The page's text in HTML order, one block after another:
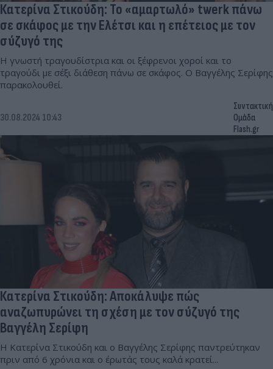
Κατερίνα Στικούδη: Το «αμαρτωλό» twerk πάνω
σε σκάφος με την Ελέτσι και η επέτειος με τον
σύζυγό της
Η γνωστή τραγουδίστρια και οι ξέφρενοι χοροί και το
τραγούδι με σέξι διάθεση πάνω σε σκάφος. Ο Βαγγέλης Σερίφης
παρακολουθεί.
30.08.2024 10:43
Συντακτική
Ομάδα
Flash.gr
Κατερίνα Στικούδη: Αποκάλυψε πώς
αναζωπυρώνει τη σχέση με τον σύζυγό της
Βαγγέλη Σερίφη
Η Κατερίνα Στικούδη και ο Βαγγέλης Σερίφης παντρεύτηκαν
πριν από 6 χρόνια και ο έρωτάς τους καλά κρατεί...